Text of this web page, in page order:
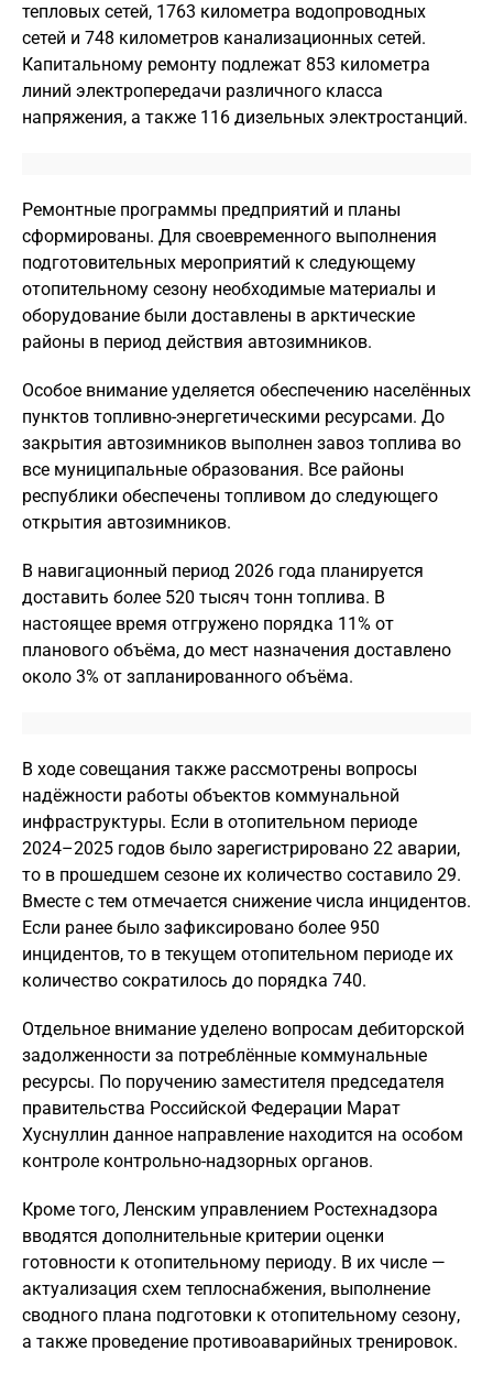
тепловых сетей, 1763 километра водопроводных
сетей и 748 километров канализационных сетей.
Капитальному ремонту подлежат 853 километра
линий электропередачи различного класса
напряжения, а также 116 дизельных электростанций.
Ремонтные программы предприятий и планы
сформированы. Для своевременного выполнения
подготовительных мероприятий к следующему
отопительному сезону необходимые материалы и
оборудование были доставлены в арктические
районы в период действия автозимников.
Особое внимание уделяется обеспечению населённых
пунктов топливно-энергетическими ресурсами. До
закрытия автозимников выполнен завоз топлива во
все муниципальные образования. Все районы
республики обеспечены топливом до следующего
открытия автозимников.
В навигационный период 2026 года планируется
доставить более 520 тысяч тонн топлива. В
настоящее время отгружено порядка 11% от
планового объёма, до мест назначения доставлено
около 3% от запланированного объёма.
В ходе совещания также рассмотрены вопросы
надёжности работы объектов коммунальной
инфраструктуры. Если в отопительном периоде
2024–2025 годов было зарегистрировано 22 аварии,
то в прошедшем сезоне их количество составило 29.
Вместе с тем отмечается снижение числа инцидентов.
Если ранее было зафиксировано более 950
инцидентов, то в текущем отопительном периоде их
количество сократилось до порядка 740.
Отдельное внимание уделено вопросам дебиторской
задолженности за потреблённые коммунальные
ресурсы. По поручению заместителя председателя
правительства Российской Федерации Марат
Хуснуллин данное направление находится на особом
контроле контрольно-надзорных органов.
Кроме того, Ленским управлением Ростехнадзора
вводятся дополнительные критерии оценки
готовности к отопительному периоду. В их числе —
актуализация схем теплоснабжения, выполнение
сводного плана подготовки к отопительному сезону,
а также проведение противоаварийных тренировок.